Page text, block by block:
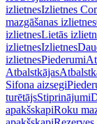
izlietnesIzlietnes
mazgāšanas izlietnes
izlietnesLietās
izlietnesIzlietnes
izlietnesPiederumi
Atbalstkājas
Sifona aizsegi
turētājsStiprinājumi
apakšskapiRoku